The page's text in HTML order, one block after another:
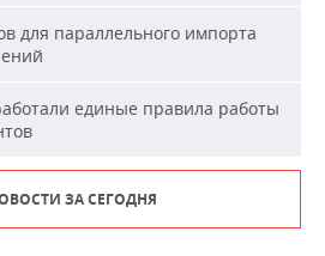
для параллельного импорта
единые правила работы
ЗА СЕГОДНЯ